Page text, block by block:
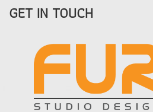
GET IN TOUCH